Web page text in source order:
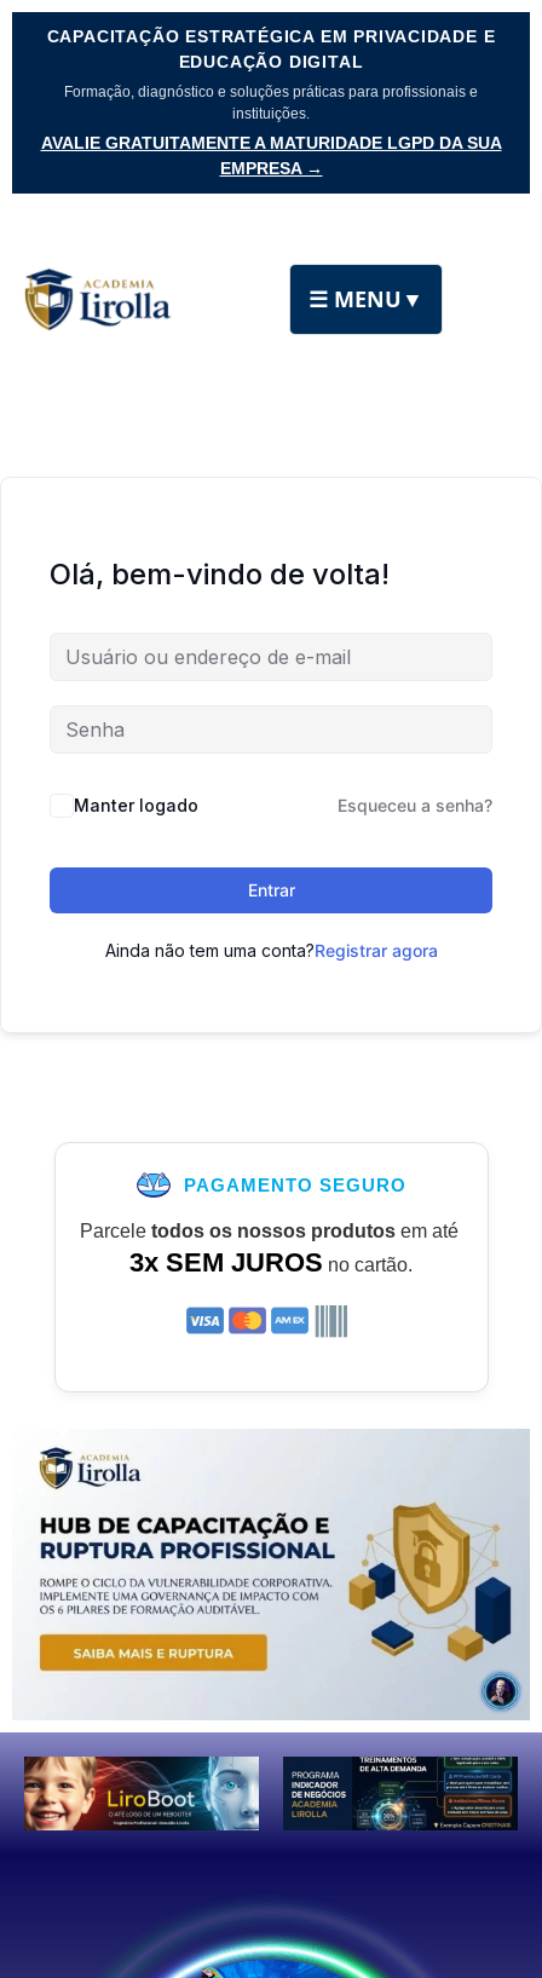
CAPACITAÇÃO ESTRATÉGICA EM PRIVACIDADE E
EDUCAÇÃO DIGITAL
Formação, diagnóstico e soluções práticas para profissionais e
instituições.
AVALIE GRATUITAMENTE A MATURIDADE LGPD DA SUA
EMPRESA →
☰ MENU ▼
Olá, bem-vindo de volta!
Manter logado Esqueceu a senha?
Entrar
Ainda não tem uma conta?Registrar agora
PAGAMENTO SEGURO
Parcele todos os nossos produtosem até
3x SEM JUROS no cartão.